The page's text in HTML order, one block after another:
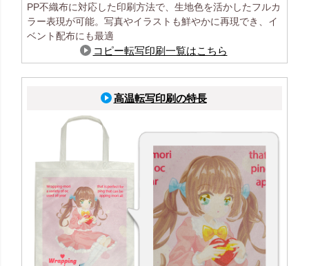
PP不織布に対応した印刷方法で、生地色を活かしたフルカ
ラー表現が可能。写真やイラストも鮮やかに再現でき、イ
ベント配布にも最適
コピー転写印刷一覧はこちら
高温転写印刷の特長